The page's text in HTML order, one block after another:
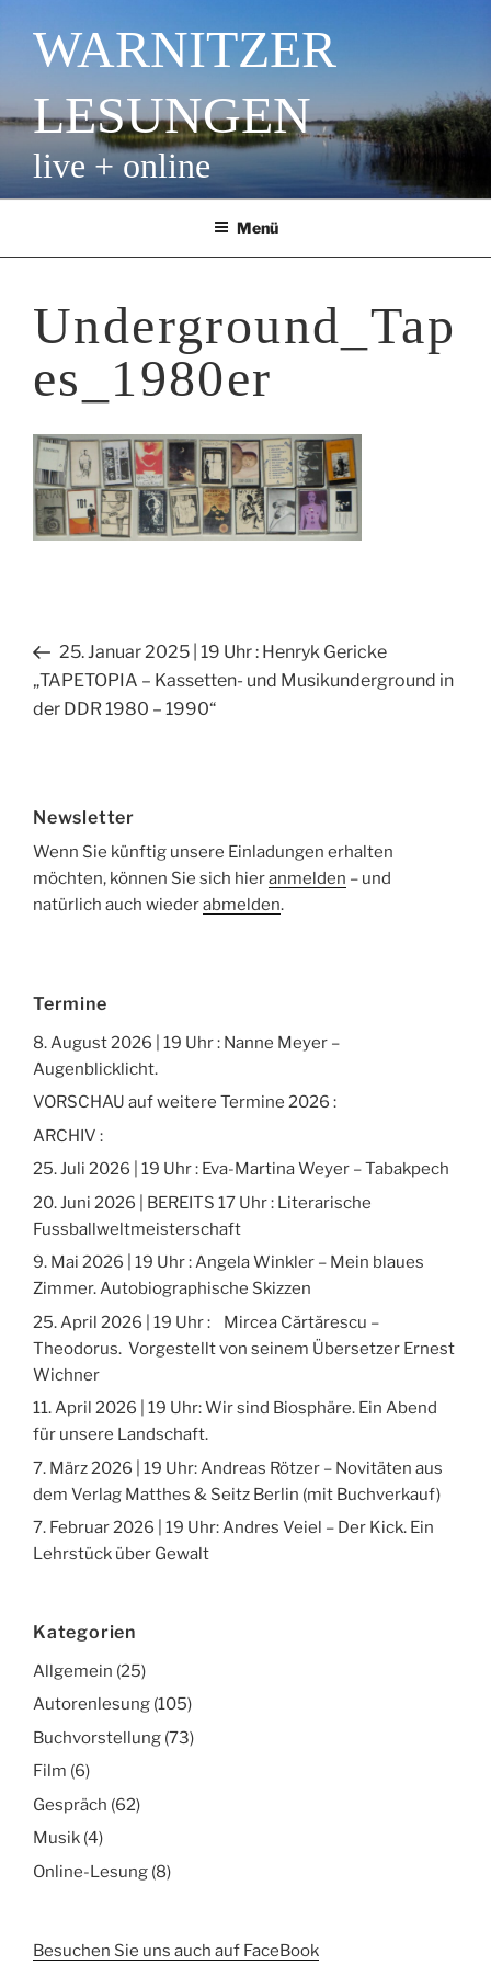
Inhalt
springenWARNITZER
LESUNGEN
live + online
Menü
Underground_Tap
es_1980er
Beitragsnavigation
Vorheriger
Beitrag
25. Januar 2025 | 19 Uhr : Henryk Gericke
„TAPETOPIA – Kassetten- und Musikunderground in
der DDR 1980 – 1990“
Newsletter
Wenn Sie künftig unsere Einladungen erhalten
möchten, können Sie sich hieranmelden – und
natürlich auch wiederabmelden.
Termine
8. August 2026 | 19 Uhr : Nanne Meyer –
Augenblicklicht.
VORSCHAU auf weitere Termine 2026 :
ARCHIV :
25. Juli 2026 | 19 Uhr : Eva-Martina Weyer – Tabakpech
20. Juni 2026 | BEREITS 17 Uhr : Literarische
Fussballweltmeisterschaft
9. Mai 2026 | 19 Uhr : Angela Winkler – Mein blaues
Zimmer. Autobiographische Skizzen
25. April 2026 | 19 Uhr : Mircea Cărtărescu –
Theodorus. Vorgestellt von seinem Übersetzer Ernest
Wichner
11. April 2026 | 19 Uhr: Wir sind Biosphäre. Ein Abend
für unsere Landschaft.
7. März 2026 | 19 Uhr: Andreas Rötzer – Novitäten aus
dem Verlag Matthes & Seitz Berlin (mit Buchverkauf)
7. Februar 2026 | 19 Uhr: Andres Veiel – Der Kick. Ein
Lehrstück über Gewalt
Kategorien
Allgemein (25)
Autorenlesung (105)
Buchvorstellung (73)
Film (6)
Gespräch (62)
Musik (4)
Online-Lesung (8)
Besuchen Sie uns auch auf FaceBook